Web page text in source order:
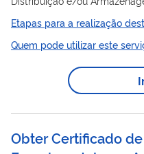
trabalham com alimentos. O
emitido pela Anvisa
estabelecimento cumpre
Etapas para a realização
Quem pode utilizar este
Obter Certificado